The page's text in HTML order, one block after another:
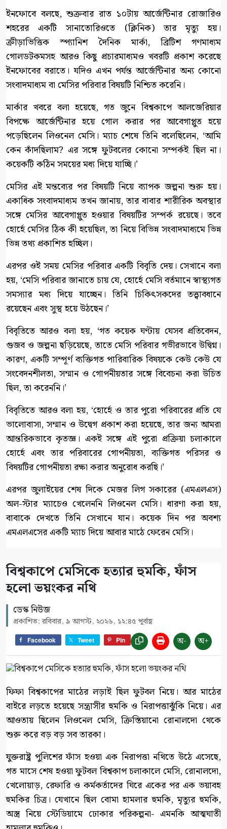
ইনফোবে বলছে, শুক্রবার রাত ১০টায় আর্জেন্টিনার রোজারিও
শহরের একটি সানাতোরিওতে (ক্লিনিক) তার মৃত্যু হয়।
ক্রীড়াভিত্তিক স্প্যানিশ দৈনিক মার্কা, ব্রিটিশ গণমাধ্যম
গোলডটকমসহ আরও কিছু প্রচারমাধ্যমও খবরটি প্রকাশ করেছে
ইনফোবের বরাতে। যদিও এখন পর্যন্ত আর্জেন্টিনার অন্য কোনো
সংবাদমাধ্যম বা মেসির পরিবার বিষয়টি নিশ্চিত করেনি।
মার্কার খবরে বলা হয়েছে, গত জুনে বিশ্বকাপে আলজেরিয়ার
বিপক্ষে আর্জেন্টিনার হয়ে গোল করার পর আবেগাপ্লুত হয়ে
পড়েছিলেন লিওনেল মেসি। ম্যাচ শেষে তিনি বলেছিলেন, ‘আমি
কেন কাঁদছিলাম? এর সঙ্গে ফুটবলের কোনো সম্পর্কই ছিল না।
কয়েকটি কঠিন সময়ের মধ্য দিয়ে যাচ্ছি।’
মেসির এই মন্তব্যের পর বিষয়টি নিয়ে ব্যাপক জল্পনা শুরু হয়।
একাধিক সংবাদমাধ্যম তখন জানায়, তার বাবার শারীরিক অবস্থার
সঙ্গে মেসির আবেগাপ্লুত হওয়ার বিষয়টির সম্পর্ক রয়েছে। তবে
হোর্হে মেসির ঠিক কী হয়েছিল, তা নিয়ে বিভিন্ন সংবাদমাধ্যমে ভিন্ন
ভিন্ন তথ্য প্রকাশিত হচ্ছিল।
এরপর ওই সময় মেসির পরিবার একটি বিবৃতি দেয়। সেখানে বলা
হয়, ‘মেসি পরিবার জানাতে চায় যে, হোর্হে মেসি বর্তমানে স্বাস্থ্যগত
সমস্যার মধ্য দিয়ে যাচ্ছেন। তিনি চিকিৎসকদের তত্ত্বাবধানে
রয়েছেন এবং সুস্থ হয়ে উঠছেন।’
বিবৃতিতে আরও বলা হয়, ‘গত কয়েক ঘণ্টায় যেসব প্রতিবেদন,
গুজব ও জল্পনা ছড়িয়েছে, তাতে মেসি পরিবার গভীরভাবে উদ্বিগ্ন।
কারণ, একটি সম্পূর্ণ ব্যক্তিগত পারিবারিক বিষয়কে কেউ কেউ যে
সংবেদনশীলতা, সম্মান ও গোপনীয়তার সঙ্গে বিবেচনা করা উচিত
ছিল, তা করেননি।’
বিবৃতিতে আরও বলা হয়, ‘হোর্হে ও তার পুরো পরিবারের প্রতি যে
ভালোবাসা, সম্মান ও উদ্বেগ প্রকাশ করা হয়েছে, তার জন্য আমরা
আন্তরিকভাবে কৃতজ্ঞ। একই সঙ্গে এই পুরো প্রক্রিয়া চলাকালে
হোর্হে এবং তার পরিবারের গোপনীয়তা, ব্যক্তিগত পরিসর ও
বিষয়টির গোপনীয়তা রক্ষা করার অনুরোধ করছি।’
এরপর জুলাইয়ের শেষ দিকে মেজর লিগ সকারের (এমএলএস)
অল-স্টার ম্যাচেও খেলেননি লিওনেল মেসি। ধারণা করা হয়,
বাবাকে দেখতে তিনি সেখানে যান। কয়েক দিন পর অবশ্য
এমএলএসের একটি ম্যাচ দিয়ে আবার মাঠে ফেরেন মেসি।
বিশ্বকাপে মেসিকে হত্যার হুমকি, ফাঁস
হলো ভয়ংকর নথি
ডেস্ক নিউজ
প্রকাশিত: রবিবার, ৯ আগস্ট, ২০২৬, ১২:৪৫ পূর্বাহ্ণ
Facebook Tweet Pin অ- অ+
ফিফা বিশ্বকাপের মাঠের লড়াই ছিল ফুটবল নিয়ে। আর মাঠের
বাইরে লড়তে হয়েছে সন্ত্রাসীর হুমকি ও নিরাপত্তাঝুঁকি নিয়ে। এর
আওতায় ছিলেন লিওনেল মেসি, ক্রিস্তিয়ানো রোনালদো থেকে
শুরু করে বড় বড় সব তারকা।
যুক্তরাষ্ট্র পুলিশের ফাঁস হওয়া এক নিরাপত্তা নথিতে উঠে এসেছে,
গত মাসে শেষ হওয়া ফুটবল বিশ্বকাপ চলাকালে মেসি, রোনালদো,
খেলোয়াড়, রেফারি ও কর্মকর্তাদের ঘিরে একের পর এক ভয়াবহ
হুমকির চিত্র। যেখানে ছিল বোমা হামলার হুমকি, মৃত্যুর হুমকি,
অস্ত্র নিয়ে স্টেডিয়ামে ঢোকার পরিকল্পনা- এমনকি আত্মঘাতী